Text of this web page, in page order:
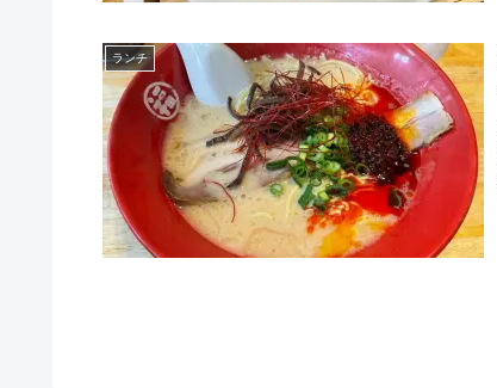
ランチ